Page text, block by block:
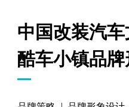
中国改装汽
酷车小镇品